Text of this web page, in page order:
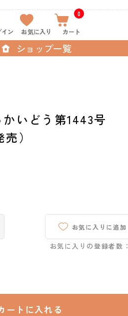
イン お気に入り
0
カート
ショップ一覧
いどう第1443号
）
お気に入りに追加
お気に入りの登録者数：
ートに入れる